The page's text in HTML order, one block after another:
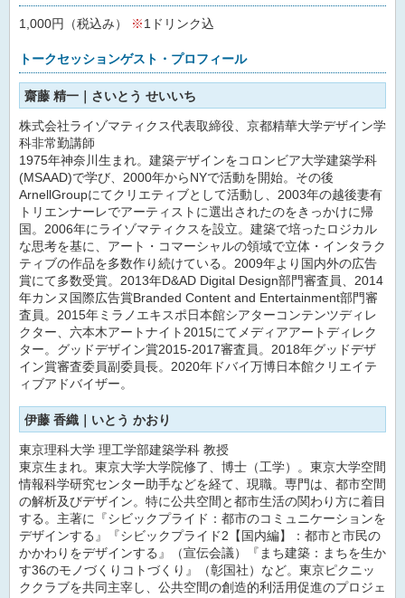
1,000円（税込み） ※1ドリンク込
トークセッションゲスト・プロフィール
齋藤 精一｜さいとう せいいち
株式会社ライゾマティクス代表取締役、京都精華大学デザイン学
科非常勤講師
1975年神奈川生まれ。建築デザインをコロンビア大学建築学科
(MSAAD)で学び、2000年からNYで活動を開始。その後
ArnellGroupにてクリエティブとして活動し、2003年の越後妻有
トリエンナーレでアーティストに選出されたのをきっかけに帰
国。2006年にライゾマティクスを設立。建築で培ったロジカル
な思考を基に、アート・コマーシャルの領域で立体・インタラク
ティブの作品を多数作り続けている。2009年より国内外の広告
賞にて多数受賞。2013年D&AD Digital Design部門審査員、2014
年カンヌ国際広告賞Branded Content and Entertainment部門審
査員。2015年ミラノエキスポ日本館シアターコンテンツディレ
クター、六本木アートナイト2015にてメディアアートディレク
ター。グッドデザイン賞2015-2017審査員。2018年グッドデザ
イン賞審査委員副委員長。2020年ドバイ万博日本館クリエイテ
ィブアドバイザー。
伊藤 香織｜いとう かおり
東京理科大学 理工学部建築学科 教授
東京生まれ。東京大学大学院修了、博士（工学）。東京大学空間
情報科学研究センター助手などを経て、現職。専門は、都市空間
の解析及びデザイン。特に公共空間と都市生活の関わり方に着目
する。主著に『シビックプライド：都市のコミュニケーションを
デザインする』『シビックプライド2【国内編】：都市と市民の
かかわりをデザインする』（宣伝会議）『まち建築：まちを生か
す36のモノづくりコトづくり』（彰国社）など。東京ピクニッ
ククラブを共同主宰し、公共空間の創造的利活用促進のプロジェ